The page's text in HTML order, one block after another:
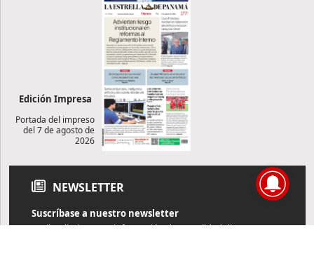
Edición Impresa
Portada del impreso
del 7 de agosto de
2026
NEWSLETTER
Suscríbase a nuestro newsletter
Reciba diariamente información de actualidad directamente en